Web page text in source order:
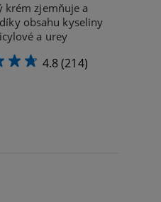
krém zjemňuje a
obsahu kyseliny
a urey
4.8(214)